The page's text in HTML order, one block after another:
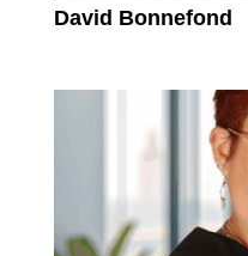
David Bonnefond